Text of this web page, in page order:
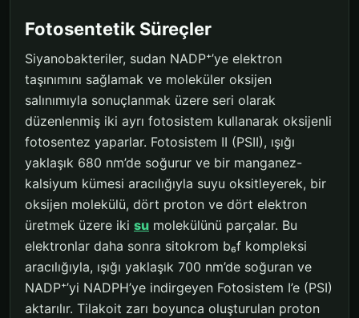
Fotosentetik Süreçler
Siyanobakteriler, sudan NADP⁺’ye elektron
taşınımını sağlamak ve moleküler oksijen
salınımıyla sonuçlanmak üzere seri olarak
düzenlenmiş iki ayrı fotosistem kullanarak oksijenli
fotosentez yaparlar. Fotosistem II (PSII), ışığı
yaklaşık 680 nm’de soğurur ve bir manganez-
kalsiyum kümesi aracılığıyla suyu oksitleyerek, bir
oksijen molekülü, dört proton ve dört elektron
üretmek üzere iki su molekülünü parçalar. Bu
elektronlar daha sonra sitokrom b₆f kompleksi
aracılığıyla, ışığı yaklaşık 700 nm’de soğuran ve
NADP⁺’yi NADPH’ye indirgeyen Fotosistem I’e (PSI)
aktarılır. Tilakoit zarı boyunca oluşturulan proton